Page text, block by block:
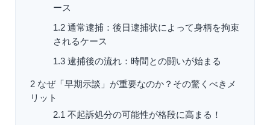
ース
1.2 通常逮捕：後日逮捕状によって身柄を拘束
されるケース
1.3 逮捕後の流れ：時間との闘いが始まる
2 なぜ「早期示談」が重要なのか？その驚くべきメ
リット
2.1 不起訴処分の可能性が格段に高まる！